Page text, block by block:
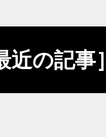
の記事］